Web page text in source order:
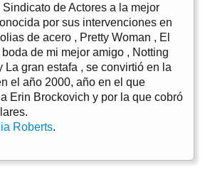
de Actores a la mejor
por sus intervenciones en
de acero , Pretty Woman , El
de mi mejor amigo , Notting
La gran estafa , se convirtió en la
el año 2000, año en el que
Erin Brockovich y por la que cobró
Roberts.